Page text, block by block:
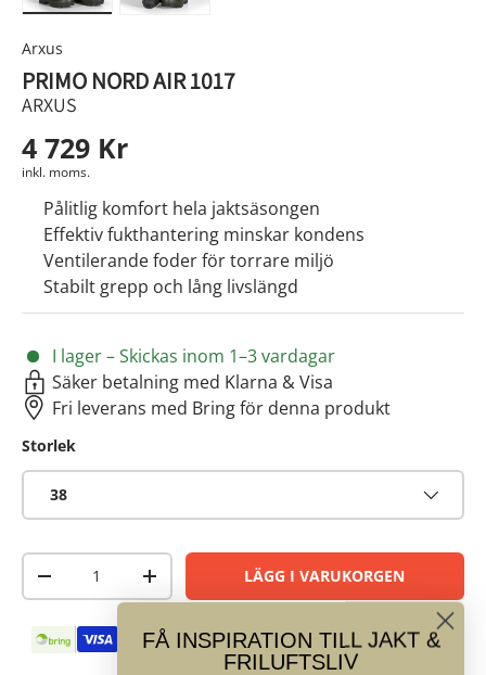
Arxus
PRIMO NORD AIR 1017
ARXUS
4 729 Kr
inkl. moms.
Pålitlig komfort hela jaktsäsongen
Effektiv fukthantering minskar kondens
Ventilerande foder för torrare miljö
Stabilt grepp och lång livslängd
I lager – Skickas inom 1–3 vardagar
Säker betalning med Klarna & Visa
Fri leverans med Bring för denna produkt
Storlek
38
Antal
-
+ LÄGG I VARUKORGEN
Betalningsmetoder Vi har nöjda kunder
FÅ INSPIRATION TILL JAKT &
FRILUFTSLIV